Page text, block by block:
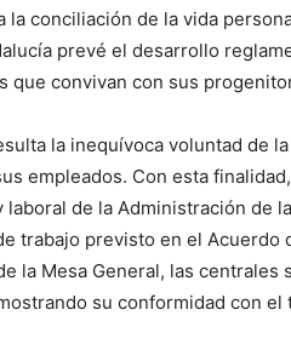
la conciliación de la vida
prevé el desarrollo
que convivan con sus
la inequívoca voluntad de
empleados. Con esta
de la Administración de
trabajo previsto en el
la Mesa General, las
su conformidad con